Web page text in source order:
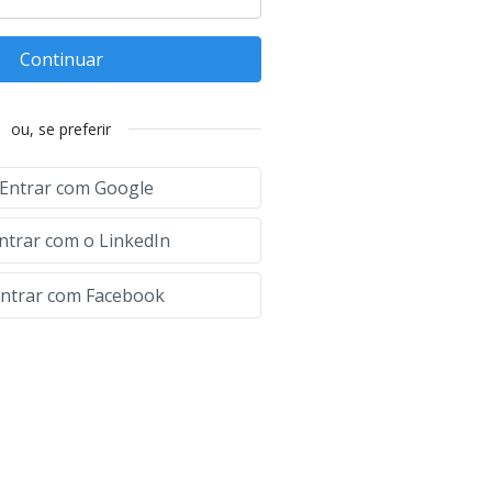
Continuar
ou, se preferir
com Google
com o LinkedIn
com Facebook